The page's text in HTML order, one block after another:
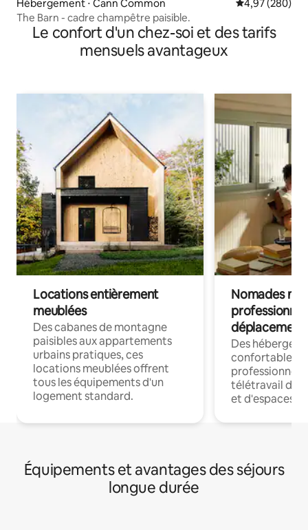
Hébergement ⋅ Cann Common Évaluation
4,97 (280)
The Barn - cadre champêtre paisible.
Le confort d'un chez-soi et des tarifs
mensuels avantageux
Locations entièrement
meublées
Des cabanes de montagne
paisibles aux appartements
urbains pratiques, ces
locations meublées offrent
tous les équipements d'un
logement standard.
Nomades
déplacement
Des
confortables
professionnels
télétravail
et d'espaces
Équipements et avantages des séjours
longue durée